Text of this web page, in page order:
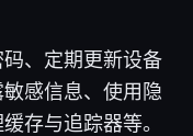
、定期更新设备
感信息、使用隐
存与追踪器等。